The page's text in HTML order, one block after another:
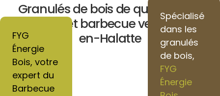
Granulés de bois de qualité pour
chauffage et barbecue vers Verneuil-
en-Halatte
FYG
Énergie
Bois, votre
expert du
Barbecue
Spécialisé
dans les
granulés
de bois,
FYG
Énergie